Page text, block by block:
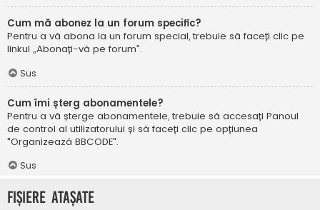
Cum mă abonez la un forum specific?
Pentru a vă abona la un forum special, trebuie să faceți clic pe
linkul „Abonați-vă pe forum”.
Sus
Cum îmi șterg abonamentele?
Pentru a vă șterge abonamentele, trebuie să accesați Panoul
de control al utilizatorului și să faceți clic pe opțiunea
"Organizează BBCODE".
Sus
Fișiere atașate